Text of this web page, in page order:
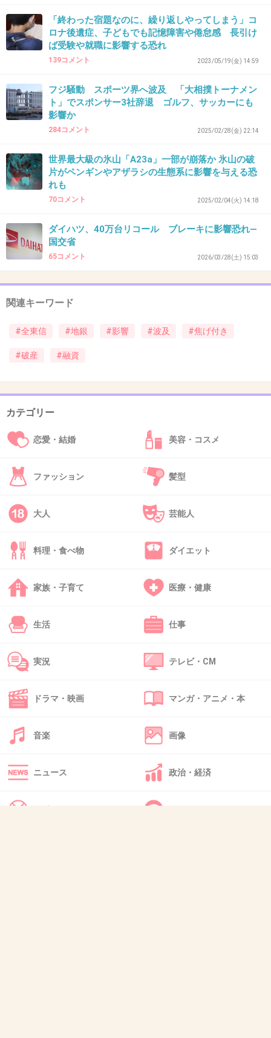
35. 匿名2026/07/07(火) 22:47:53
>>28
提携した地銀が引き受けるんじゃないのかな…
外資系なら飛んでただろうけど
36. 匿名2026/07/07(火) 22:49:46
頭が悪くてよくわからん
37. 匿名2026/07/07(火) 22:50:34
横、普通に生活してるとイオンやヨーカドーや
カフェに行ったとこで決済代行の話なんかしな
読まないで銀行の口座がやばいの？とか言って
+31
>>9
キャッシュレスが増えると現金化するまでに時
間がかかるようになるからキャッシュフローを
悪化させない為に、早めに現金化するサービス
が必要になるんだよね。
特に小規模な事業者だと。
1件の返信
「終わった宿題なのに、繰り返しやってしまう」コ
ロナ後遺症、子どもでも記憶障害や倦怠感 長引け
ば受験や就職に影響する恐れ
139コメント 2023/05/19(金) 14:59
フジ騒動 スポーツ界へ波及 「大相撲トーナメン
ト」でスポンサー3社辞退 ゴルフ、サッカーにも
影響か
284コメント 2025/02/28(金) 22:14
世界最大級の氷山「A23a」一部が崩落か 氷山の破
片がペンギンやアザラシの生態系に影響を与える恐
れも
70コメント 2025/02/04(火) 14:18
ダイハツ、40万台リコール ブレーキに影響恐れ―
国交省
65コメント 2026/03/28(土) 15:03
関連キーワード
#全東信 #地銀 #影響 #波及 #焦げ付き
#破産 #融資
カテゴリー
恋愛・結婚 美容・コスメ
ファッション 髪型
大人 芸能人
料理・食べ物 ダイエット
家族・子育て 医療・健康
生活 仕事
実況 テレビ・CM
ドラマ・映画 マンガ・アニメ・本
音楽 画像
ニュース 政治・経済